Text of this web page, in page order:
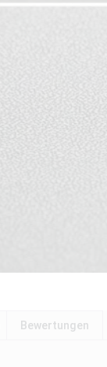
Bewertungen